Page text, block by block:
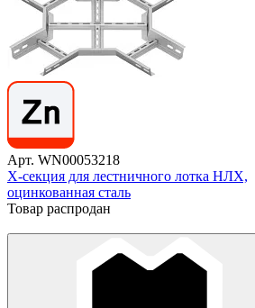
Арт. WN00053218
X-секция для лестничного лотка НЛХ,
оцинкованная сталь
Товар распродан